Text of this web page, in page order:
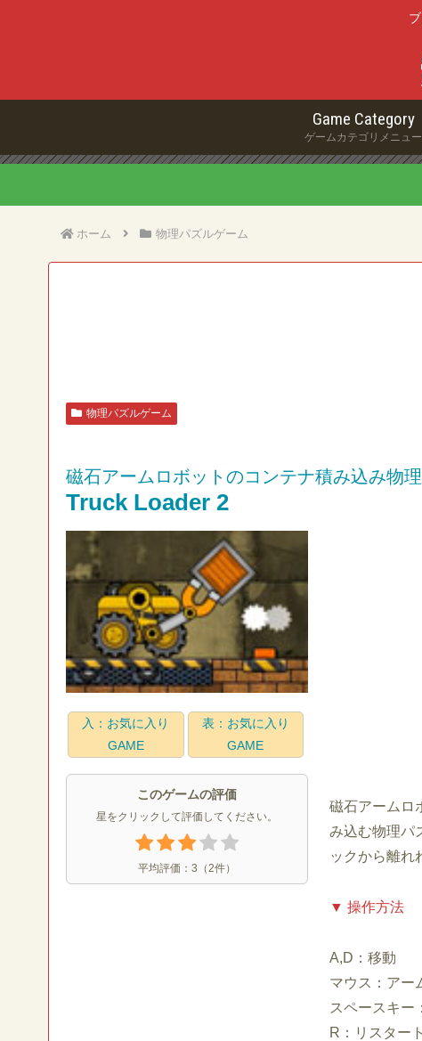
Game Category
ゲームカテゴリメニュー
ホーム 物理パズルゲーム
物理パズルゲーム
磁石アームロボットのコンテナ積み込み物
Truck Loader 2
入：お気に入り
GAME
表：お気に入り
GAME
このゲームの評価
星をクリックして評価してください。
平均評価： 3 （2件）
磁石アームロ
み込む物理パ
ックから離れ
▼ 操作方法
A,D：移動
マウス：アー
スペースキー
R：リスタート